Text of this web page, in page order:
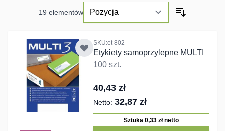
19 elementów
SKU:et 802
Etykiety samoprzylepne MULTI
100 szt.
40,43 zł
32,87 zł
Sztuka 0,33 złnetto